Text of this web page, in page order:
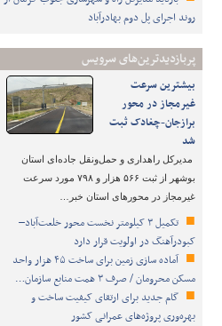
روند اجرای پل دوم بهادرآباد
پربازدیدترین‌های سرویس
بیشترین سرعت
غیرمجاز در محور
برازجان-چغادک ثبت
شد
مدیرکل راهداری و حمل‌ونقل جاده‌ای استان
بوشهر از ثبت ۵۶۶ هزار و ۷۹۸ مورد سرعت
غیرمجاز در محورهای استان خبر…
تکمیل ۳ کیلومتر نخست محور خلعت‌آباد–
کبودرآهنگ در اولویت قرار دارد
آماده سازی زمین برای ساخت ۴۵ هزار واحد
مسکن محرومان / صرف ۳ همت منابع سازمان…
گام جدید برای ارتقای کیفیت ساخت و
بهره‌وری پروژه‌های عمرانی کشور